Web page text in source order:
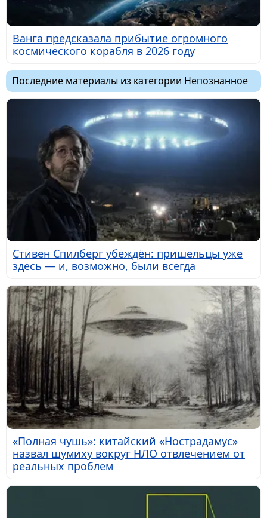
Ванга предсказала прибытие огромного
космического корабля в 2026 году
Последние материалы из категории Непознанное
Стивен Спилберг убеждён: пришельцы уже
здесь — и, возможно, были всегда
«Полная чушь»: китайский «Нострадамус»
назвал шумиху вокруг НЛО отвлечением от
реальных проблем